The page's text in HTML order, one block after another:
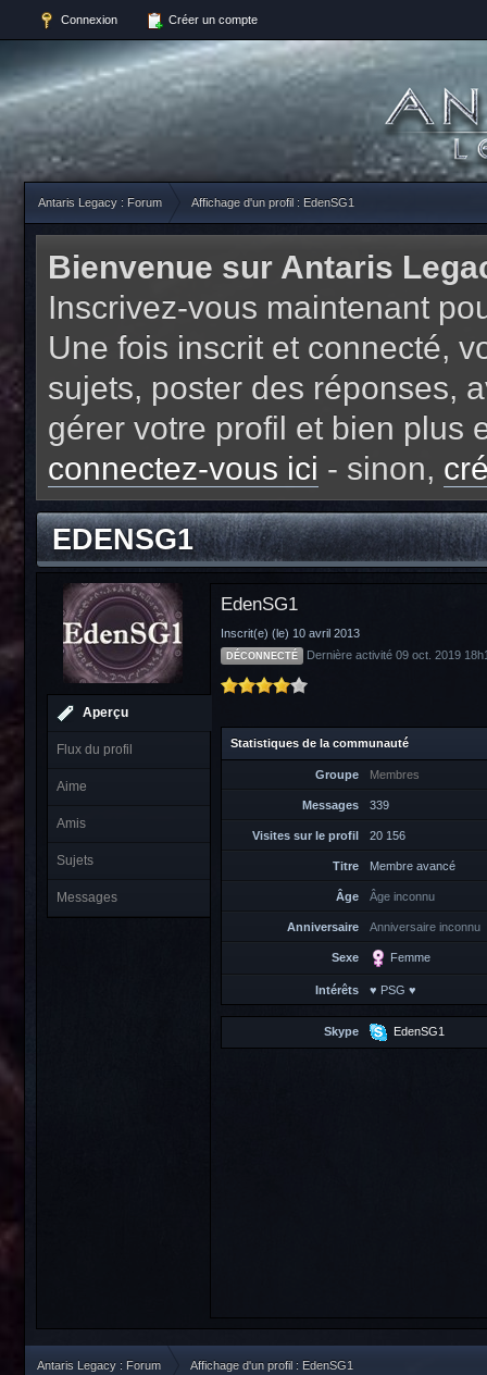
Connexion Créer un compte
Antaris Legacy : Forum Affichage d'un profil : EdenSG1
Bienvenue sur Antaris
Inscrivez-vous maintenant
Une fois inscrit et connecté,
sujets, poster des réponses,
gérer votre profil et bien plus
connectez-vous ici - sinon,
EDENSG1
Aperçu
Flux du profil
Aime
Amis
Sujets
Messages
EdenSG1
Inscrit(e) (le) 10 avril 2013
DÉCONNECTÉ Dernière activité 09 oct. 2019
Statistiques de la communauté
Groupe Membres
Messages 339
Visites sur le profil 20 156
Titre Membre avancé
Âge Âge inconnu
Anniversaire Anniversaire inconnu
Sexe Femme
Intérêts ♥ PSG ♥
Skype EdenSG1
Antaris Legacy : Forum Affichage d'un profil : EdenSG1